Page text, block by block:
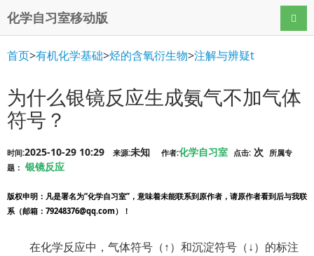
化学自习室移动版 导航
首页>有机化学基础>烃的含氧衍生物>注解与辨疑t
为什么银镜反应生成氨气不加气体
符号？
时间:2025-10-29 10:29 来源:未知 作者:化学自习室 点击: 次
所属专
题： 银镜反应
版权申明 ：凡是署名为“化学自习室”，意味着未能联系到原作者，请原作者看到后与我联
系（邮箱：79248376@qq.com）！
在化学反应中，气体符号（↑）和沉淀符号（↓）的标注